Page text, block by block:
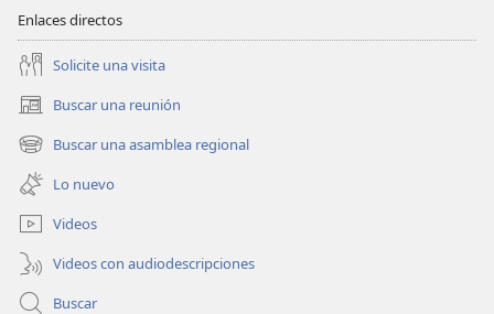
Enlaces directos
Solicite una visita
Buscar una reunión
(abre
una
nueva
ventana)
Buscar una asamblea regional
(abre
una
nueva
ventana)
Lo nuevo
Videos
Videos con audiodescripciones
Buscar